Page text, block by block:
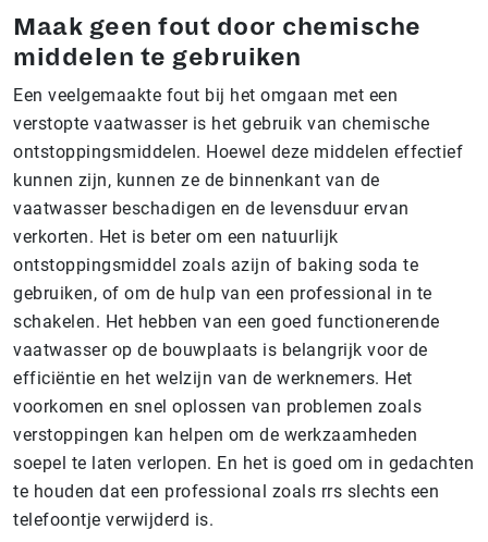
Maak geen fout door chemische
middelen te gebruiken
Een veelgemaakte fout bij het omgaan met een
verstopte vaatwasser is het gebruik van chemische
ontstoppingsmiddelen. Hoewel deze middelen effectief
kunnen zijn, kunnen ze de binnenkant van de
vaatwasser beschadigen en de levensduur ervan
verkorten. Het is beter om een natuurlijk
ontstoppingsmiddel zoals azijn of baking soda te
gebruiken, of om de hulp van een professional in te
schakelen. Het hebben van een goed functionerende
vaatwasser op de bouwplaats is belangrijk voor de
efficiëntie en het welzijn van de werknemers. Het
voorkomen en snel oplossen van problemen zoals
verstoppingen kan helpen om de werkzaamheden
soepel te laten verlopen. En het is goed om in gedachten
te houden dat een professional zoals rrs slechts een
telefoontje verwijderd is.